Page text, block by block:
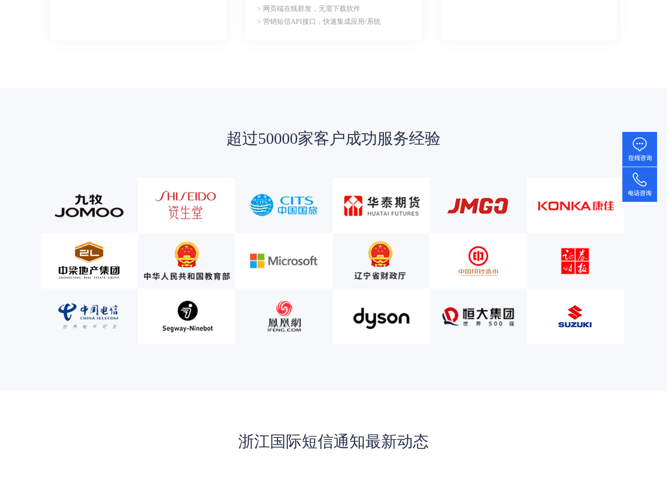
> 网页端在线群发，无需下载软件
> 营销短信API接口，快速集成应用/系统
超过50000家客户成功服务经验
浙江国际短信通知最新动态